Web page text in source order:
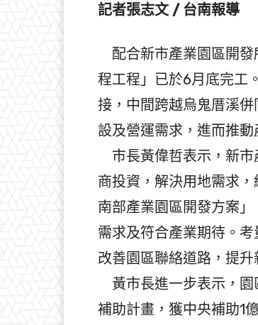
記者張志文 / 台南報導
配合新市產業園區開發
程⼯程」已於6月底完⼯
接，中間跨越烏⿁厝溪
設及營運需求，進⽽推
市長黃偉哲表⽰，新市
商投資，解決用地需求
南部產業園區開發方案
需求及符合產業期待。
改善園區聯絡道路，提
黃市長進一步表示，園
補助計畫，獲中央補助1